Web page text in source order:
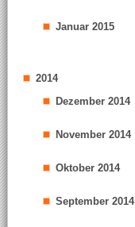
Januar 2015
2014
Dezember 2014
November 2014
Oktober 2014
September 2014